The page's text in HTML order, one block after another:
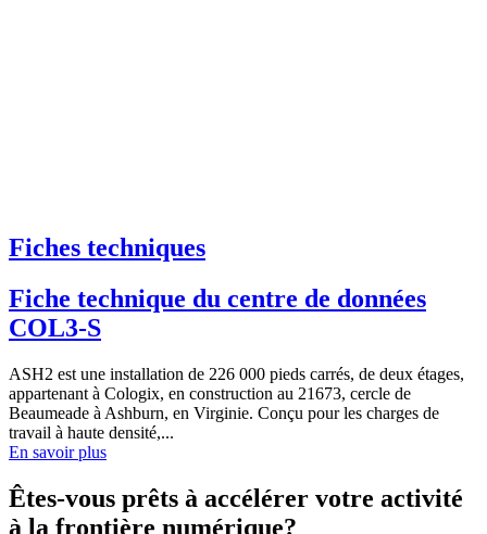
Fiches techniques
Fiche technique du centre de données
COL3-S
ASH2 est une installation de 226 000 pieds carrés, de deux étages,
appartenant à Cologix, en construction au 21673, cercle de
Beaumeade à Ashburn, en Virginie. Conçu pour les charges de
travail à haute densité,...
En savoir plus
Êtes-vous prêts à accélérer votre activité
à la frontière numérique?